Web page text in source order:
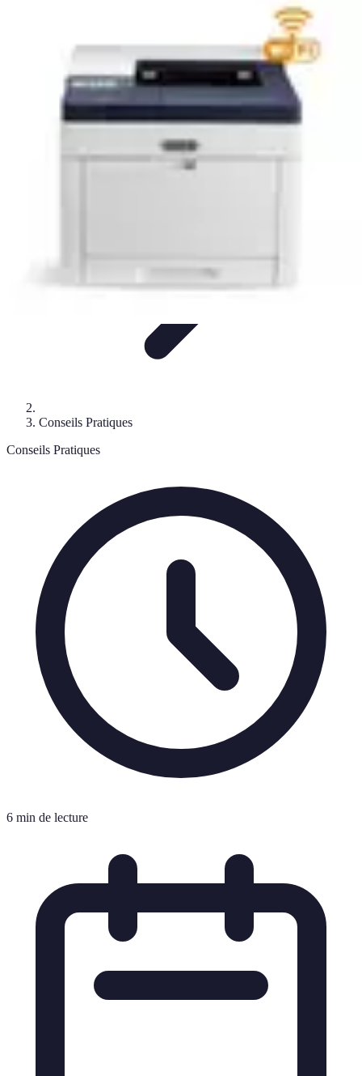
Guide de sélectionConseils de
Evaluation de logiciels
Sélection Logiciels
Conseils Pratiques
Conseils Pratiques
6 min de lecture